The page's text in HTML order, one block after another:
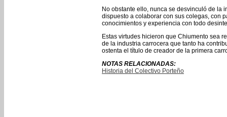
No obstante ello, nunca se desvinculó de la
dispuesto a colaborar con sus colegas, con
conocimientos y experiencia con todo
Estas virtudes hicieron que Chiumento sea
de la industria carrocera que tanto ha
ostenta el título de creador de la primera
NOTAS RELACIONADAS:
Historia del Colectivo Porteño